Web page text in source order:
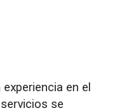
en el
se